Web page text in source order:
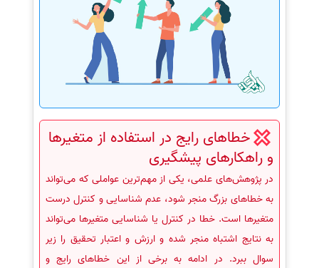
خطاهای رایج در استفاده از متغیرها
و راهکارهای پیشگیری
در پژوهش‌های علمی، یکی از مهم‌ترین عواملی که می‌تواند
به خطاهای بزرگ منجر شود، عدم شناسایی و کنترل درست
متغیرها است. خطا در کنترل یا شناسایی متغیرها می‌تواند
به نتایج اشتباه منجر شده و ارزش و اعتبار تحقیق را زیر
سوال ببرد. در ادامه به برخی از این خطاهای رایج و